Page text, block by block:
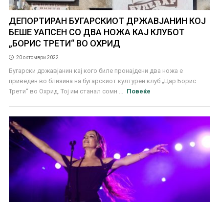
ДЕПОРТИРАН БУГАРСКИОТ ДРЖАВЈАНИН КОЈ
БЕШЕ УАПСЕН СО ДВА НОЖА КАЈ КЛУБОТ
„БОРИС ТРЕТИ“ ВО ОХРИД
20 октомври 2022
Бугарски државјанин кај кого биле пронајдени два ножа е
приведен во близина на бугарскиот културен клуб „Цар Борис
Трети“ во Охрид. Тој им станал сомн ...
Повеќе